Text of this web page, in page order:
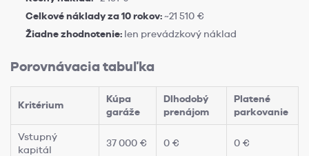
Celkové náklady za 10 rokov:~21 510 €
Žiadne zhodnotenie: len prevádzkový náklad
Porovnávacia tabuľka
Kritérium
Kúpa
garáže
Dlhodobý
prenájom
Platené
parkovanie
Vstupný
kapitál
37 000 € 0 € 0 €